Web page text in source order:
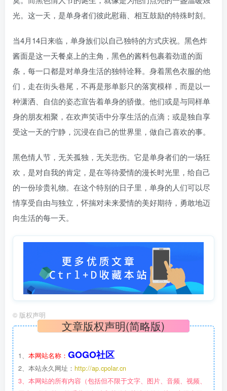
光。这一天，是单身者们彼此慰藉、相互鼓励的特殊时刻。
当4月14日来临，单身族们以自己独特的方式庆祝。黑色炸
酱面是这一天餐桌上的主角，黑色的酱料包裹着劲道的面
条，每一口都是对单身生活的独特诠释。身着黑色衣服的他
们，走在街头巷尾，不再是形单影只的落寞模样，而是以一
种潇洒、自信的姿态宣告着单身的骄傲。他们或是与同样单
身的朋友相聚，在欢声笑语中分享生活的点滴；或是独自享
受这一天的宁静，沉浸在自己的世界里，做自己喜欢的事。
黑色情人节，无关孤独，无关悲伤。它是单身者们的一场狂
欢，是对自我的肯定，是在等待爱情的漫长时光里，给自己
的一份珍贵礼物。在这个特别的日子里，单身的人们可以尽
情享受自由与独立，怀揣对未来爱情的美好期待，勇敢地迈
向生活的每一天。
© 版权声明
文章版权声明(简略版)
1、 本网站名称： GOGO社区
2、本站永久网址： http://ap.cpolar.cn
3、本网站的所有内容（包括但不限于文字、图片、音频、视频、